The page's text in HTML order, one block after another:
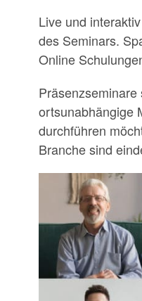
Live und
des Seminars.
Online
ortsunabhängige
durchführen
Branche sind